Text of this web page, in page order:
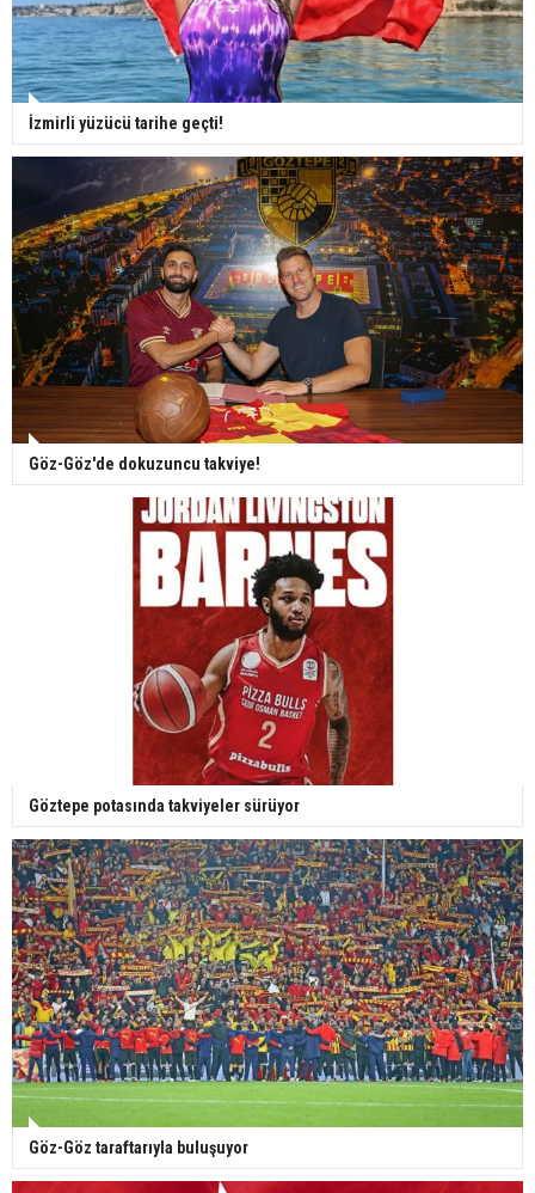
İzmirli yüzücü tarihe geçti!
Göz-Göz'de dokuzuncu takviye!
Göztepe potasında takviyeler sürüyor
Göz-Göz taraftarıyla buluşuyor